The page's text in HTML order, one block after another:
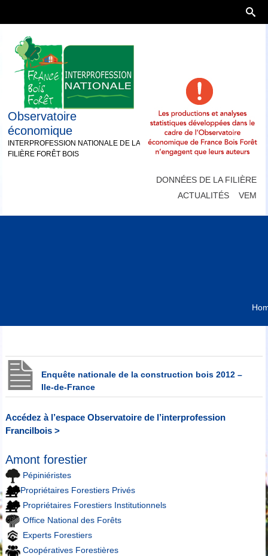
Observatoire
économique
INTERPROFESSION NATIONALE DE LA
FILIÈRE FORÊT BOIS
DONNÉES DE LA FILIÈRE
ACTUALITÉS
VEM
Enquête nationale de la construction bois 2012 –
Ile-de-France
Accédez à l’espace Observatoire de l’interprofession
Francilbois >
Amont forestier
Pépiniéristes
Propriétaires Forestiers Privés
Propriétaires Forestiers Institutionnels
Office National des Forêts
Experts Forestiers
Coopératives Forestières